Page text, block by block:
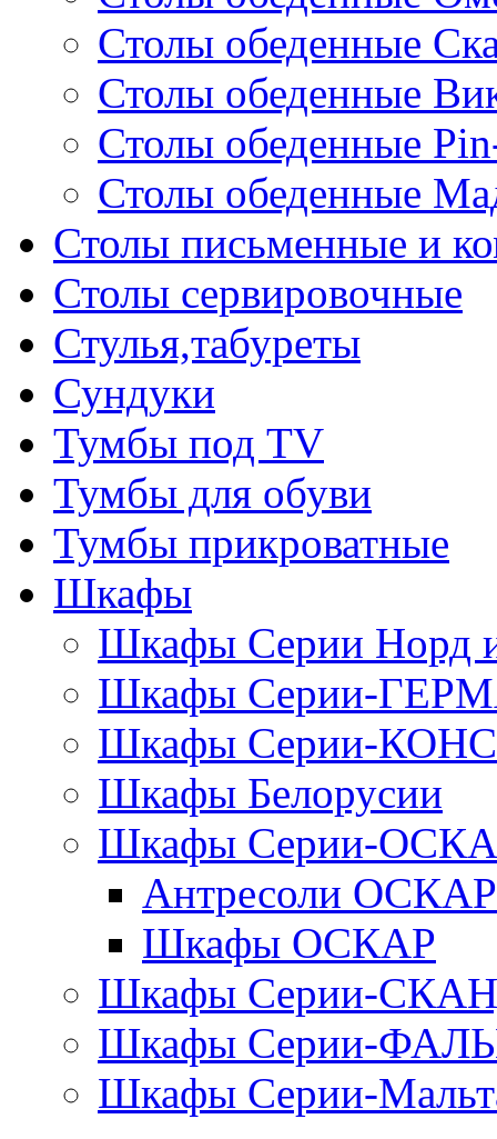
Столы обеденные
Столы обеденные
Столы обеденные
Столы обеденные
Столы письменные и
Столы сервировочные
Стулья,табуреты
Сундуки
Тумбы под TV
Тумбы для обуви
Тумбы прикроватные
Шкафы
Шкафы Серии
Шкафы Серии-
Шкафы Серии-
Шкафы Белорусии
Шкафы Серии-
Антресоли ОСКАР
Шкафы ОСКАР
Шкафы Серии-
Шкафы Серии-
Шкафы Серии-